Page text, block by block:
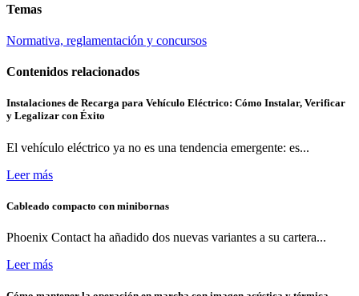
Temas
Normativa, reglamentación y concursos
Contenidos relacionados
Instalaciones de Recarga para Vehículo Eléctrico: Cómo Instalar, Verificar
y Legalizar con Éxito
El vehículo eléctrico ya no es una tendencia emergente: es...
Leer más
Cableado compacto con minibornas
Phoenix Contact ha añadido dos nuevas variantes a su cartera...
Leer más